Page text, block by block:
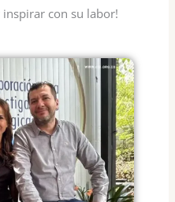
inspirar con su labor!